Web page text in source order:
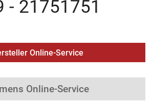
- 21751751
Online-Service
Online-Service